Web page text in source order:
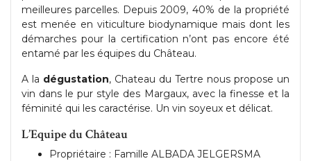
meilleures parcelles. Depuis 2009, 40% de la propriété
est menée en viticulture biodynamique mais dont les
démarches pour la certification n’ont pas encore été
entamé par les équipes du Château.
A la dégustation, Chateau du Tertre nous propose un
vin dans le pur style des Margaux, avec la finesse et la
féminité qui les caractérise. Un vin soyeux et délicat.
L’Equipe du Château
Propriétaire : Famille ALBADA JELGERSMA